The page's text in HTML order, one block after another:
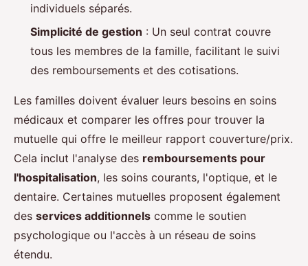
individuels séparés.
Simplicité de gestion : Un seul contrat couvre
tous les membres de la famille, facilitant le suivi
des remboursements et des cotisations.
Les familles doivent évaluer leurs besoins en soins
médicaux et comparer les offres pour trouver la
mutuelle qui offre le meilleur rapport couverture/prix.
Cela inclut l'analyse des remboursements pour
l'hospitalisation, les soins courants, l'optique, et le
dentaire. Certaines mutuelles proposent également
des services additionnels comme le soutien
psychologique ou l'accès à un réseau de soins
étendu.